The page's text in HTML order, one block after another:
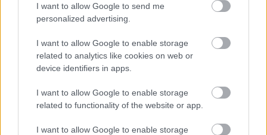
I want to allow Google to send me
personalized advertising.
I want to allow Google to enable storage
related to analytics like cookies on web or
device identifiers in apps.
I want to allow Google to enable storage
related to functionality of the website or app.
I want to allow Google to enable storage
Loading...
Προσθήκη Σχολίου